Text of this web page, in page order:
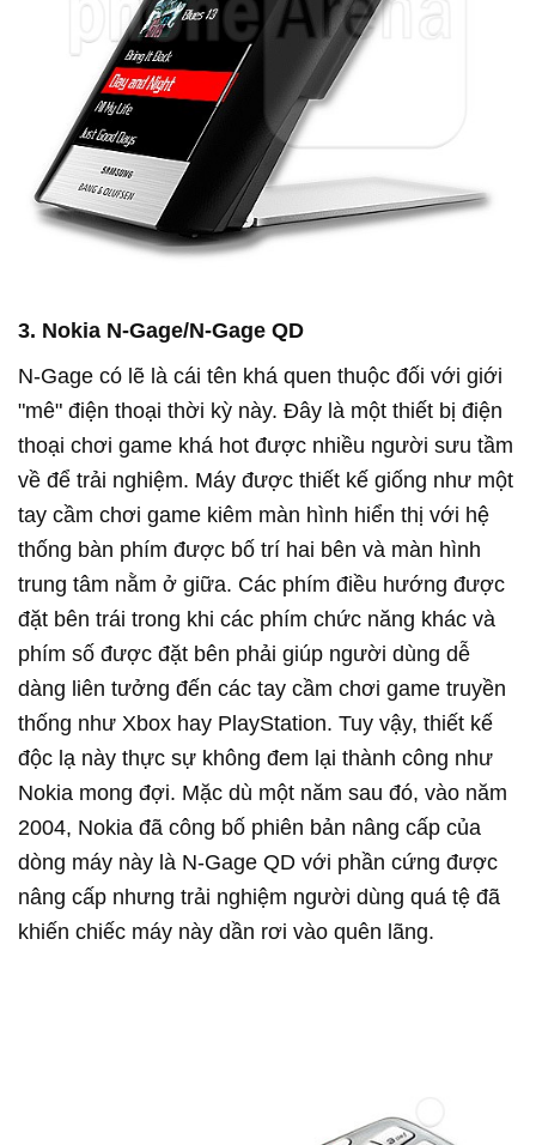
3. Nokia N-Gage/N-Gage QD
N-Gage có lẽ là cái tên khá quen thuộc đối với giới
"mê" điện thoại thời kỳ này. Đây là một thiết bị điện
thoại chơi game khá hot được nhiều người sưu tầm
về để trải nghiệm. Máy được thiết kế giống như một
tay cầm chơi game kiêm màn hình hiển thị với hệ
thống bàn phím được bố trí hai bên và màn hình
trung tâm nằm ở giữa. Các phím điều hướng được
đặt bên trái trong khi các phím chức năng khác và
phím số được đặt bên phải giúp người dùng dễ
dàng liên tưởng đến các tay cầm chơi game truyền
thống như Xbox hay PlayStation. Tuy vậy, thiết kế
độc lạ này thực sự không đem lại thành công như
Nokia mong đợi. Mặc dù một năm sau đó, vào năm
2004, Nokia đã công bố phiên bản nâng cấp của
dòng máy này là N-Gage QD với phần cứng được
nâng cấp nhưng trải nghiệm người dùng quá tệ đã
khiến chiếc máy này dần rơi vào quên lãng.